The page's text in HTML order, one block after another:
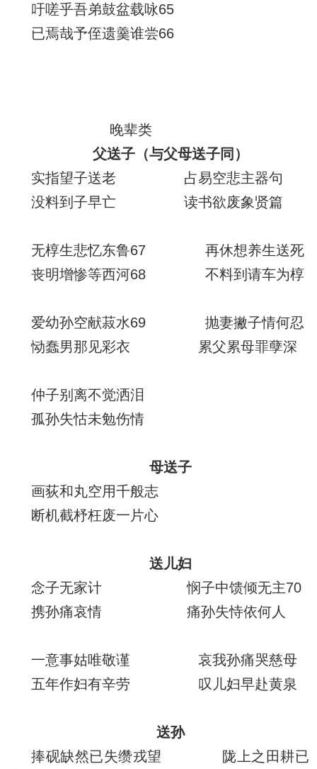
吁嗟乎吾弟鼓盆载咏65
已焉哉予侄遗羹谁尝66
晚辈类
父送子（与父母送子同）
实指望子送老 占易空悲主器句
没料到子早亡 读书欲废象贤篇
无椁生悲忆东鲁67 再休想养生送死
丧明增惨等西河68 不料到请车为椁
爱幼孙空献菽水69 抛妻撇子情何忍
恸蠢男那见彩衣 累父累母罪孽深
仲子别离不觉洒泪
孤孙失怙未勉伤情
母送子
画荻和丸空用千般志
断机截杼枉废一片心
送儿妇
念子无家计 悯子中馈倾无主70
携孙痛哀情 痛孙失恃依何人
一意事姑唯敬谨 哀我孙痛哭慈母
五年作妇有辛劳 叹儿妇早赴黄泉
送孙
捧砚缺然已失缵戎望 陇上之田耕已